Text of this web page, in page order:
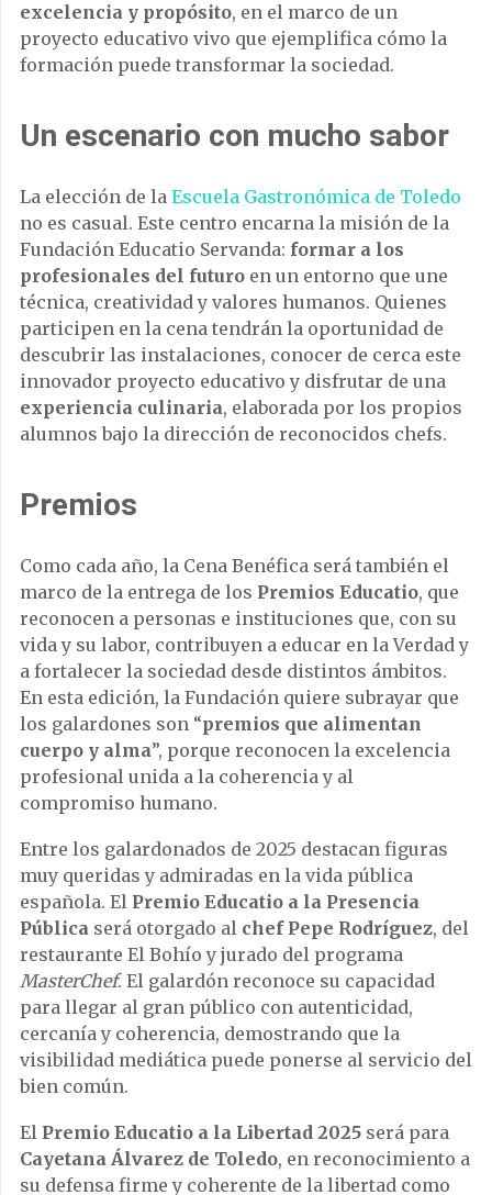
excelencia y propósito, en el marco de un
proyecto educativo vivo que ejemplifica cómo la
formación puede transformar la sociedad.
Un escenario con mucho sabor
La elección de la Escuela Gastronómica de Toledo
no es casual. Este centro encarna la misión de la
Fundación Educatio Servanda: formar a los
profesionales del futuro en un entorno que une
técnica, creatividad y valores humanos. Quienes
participen en la cena tendrán la oportunidad de
descubrir las instalaciones, conocer de cerca este
innovador proyecto educativo y disfrutar de una
experiencia culinaria, elaborada por los propios
alumnos bajo la dirección de reconocidos chefs.
Premios
Como cada año, la Cena Benéfica será también el
marco de la entrega de los Premios Educatio, que
reconocen a personas e instituciones que, con su
vida y su labor, contribuyen a educar en la Verdad y
a fortalecer la sociedad desde distintos ámbitos.
En esta edición, la Fundación quiere subrayar que
los galardones son “premios que alimentan
cuerpo y alma”, porque reconocen la excelencia
profesional unida a la coherencia y al
compromiso humano.
Entre los galardonados de 2025 destacan figuras
muy queridas y admiradas en la vida pública
española. El Premio Educatio a la Presencia
Pública será otorgado al chef Pepe Rodríguez, del
restaurante El Bohío y jurado del programa
MasterChef. El galardón reconoce su capacidad
para llegar al gran público con autenticidad,
cercanía y coherencia, demostrando que la
visibilidad mediática puede ponerse al servicio del
bien común.
El Premio Educatio a la Libertad 2025 será para
Cayetana Álvarez de Toledo, en reconocimiento a
su defensa firme y coherente de la libertad como